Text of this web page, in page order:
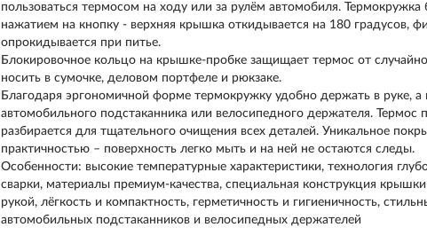
пользоваться термосом на ходу или за рулём автомобиля.
нажатием на кнопку - верхняя крышка откидывается на 180 градусов,
опрокидывается при питье.
Блокировочное кольцо на крышке-пробке защищает термос от
носить в сумочке, деловом портфеле и рюкзаке.
Благодаря эргономичной форме термокружку удобно держать в руке,
автомобильного подстаканника или велосипедного держателя.
разбирается для тщательного очищения всех деталей. Уникальное
практичностью – поверхность легко мыть и на ней не остаются следы.
Особенности: высокие температурные характеристики, технология
сварки, материалы премиум-качества, специальная конструкция
рукой, лёгкость и компактность, герметичность и гигиеничность,
автомобильных подстаканников и велосипедных держателей